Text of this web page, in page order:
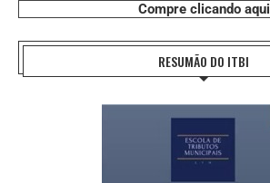
Compre clicando aqui
RESUMÃO DO ITBI